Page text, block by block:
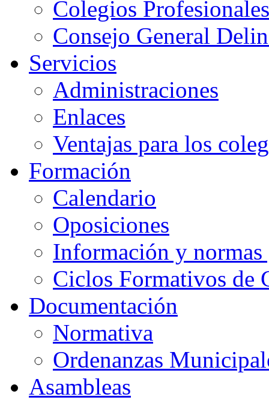
Colegios Profesionales
Consejo General
Servicios
Administraciones
Enlaces
Ventajas para los
Formación
Calendario
Oposiciones
Información y normas
Ciclos Formativos de
Documentación
Normativa
Ordenanzas
Asambleas